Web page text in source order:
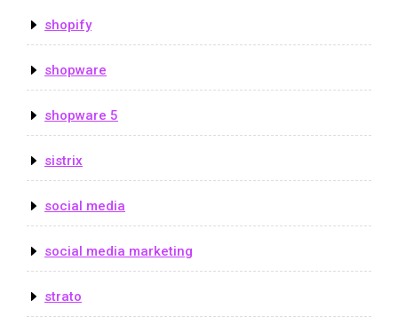
shopify
shopware
shopware 5
sistrix
social media
social media marketing
strato